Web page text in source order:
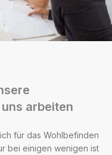
arbeiten
für das Wohlbefinden
bei einigen wenigen ist